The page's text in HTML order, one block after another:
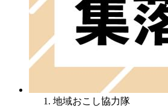
地域おこし協力隊